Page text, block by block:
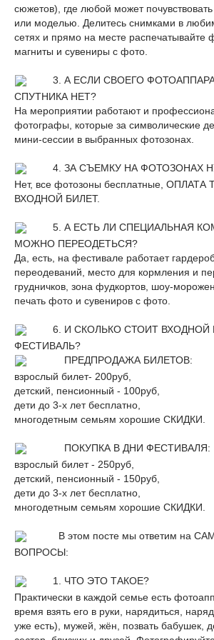
сюжетов), где любой может
или моделью. Делитесь снимками в
сетях и прямо на месте распечатывайте
магниты и сувениры с фото.
3. А ЕСЛИ СВОЕГО
СПУТНИКА НЕТ?
На мероприятии работают и
фотографы, которые за символические
мини-сессии в выбранных фотозонах.
4. ЗА СЪЕМКУ НА ФОТОЗОНАХ
Нет, все фотозоны бесплатные, ОПЛАТА
ВХОДНОЙ БИЛЕТ.
5. А ЕСТЬ ЛИ СПЕЦИАЛЬНАЯ
МОЖНО ПЕРЕОДЕТЬСЯ?
Да, есть, на фестивале работает
переодеваний, место для кормления и
грудничков, зона фудкортов, шоу-
печать фото и сувениров с фото.
6. И СКОЛЬКО СТОИТ ВХОДНОЙ
ФЕСТИВАЛЬ?
ПРЕДПРОДАЖА БИЛЕТОВ:
взрослый билет- 200руб,
детский, пенсионный - 100руб,
дети до 3-х лет бесплатно,
многодетным семьям хорошие СКИДКИ.
ПОКУПКА В ДНИ ФЕСТИВАЛЯ:
взрослый билет - 250руб,
детский, пенсионный - 150руб,
дети до 3-х лет бесплатно,
многодетным семьям хорошие СКИДКИ.
В этом посте мы ответим на
ВОПРОСЫ:
1. ЧТО ЭТО ТАКОЕ?
Практически в каждой семье есть
время взять его в руки, нарядиться,
уже есть), мужей, жён, позвать бабушек,